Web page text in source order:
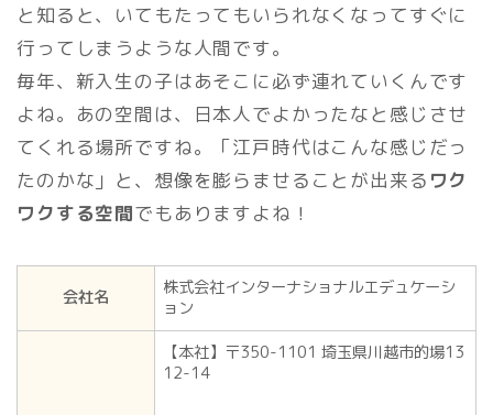
と知ると、いてもたってもいられなくなってすぐに
行ってしまうような人間です。
毎年、新入生の子はあそこに必ず連れていくんです
よね。あの空間は、日本人でよかったなと感じさせ
てくれる場所ですね。「江戸時代はこんな感じだっ
たのかな」と、想像を膨らませることが出来る ワク
ワクする空間でもありますよね！
会社名
株式会社インターナショナルエデュケーシ
ョン
【本社】〒350-1101 埼玉県川越市的場13
12-14